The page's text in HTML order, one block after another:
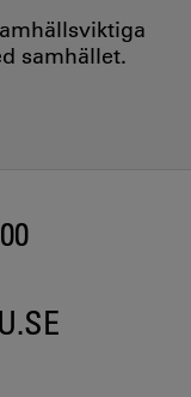
samhället.